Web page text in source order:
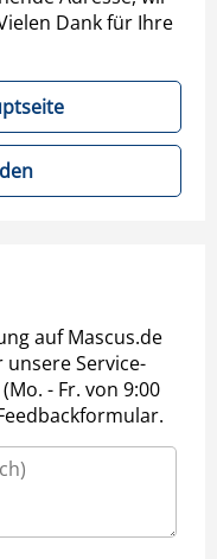
Dank für Ihre
auf Mascus.de
Service-
- Fr. von 9:00